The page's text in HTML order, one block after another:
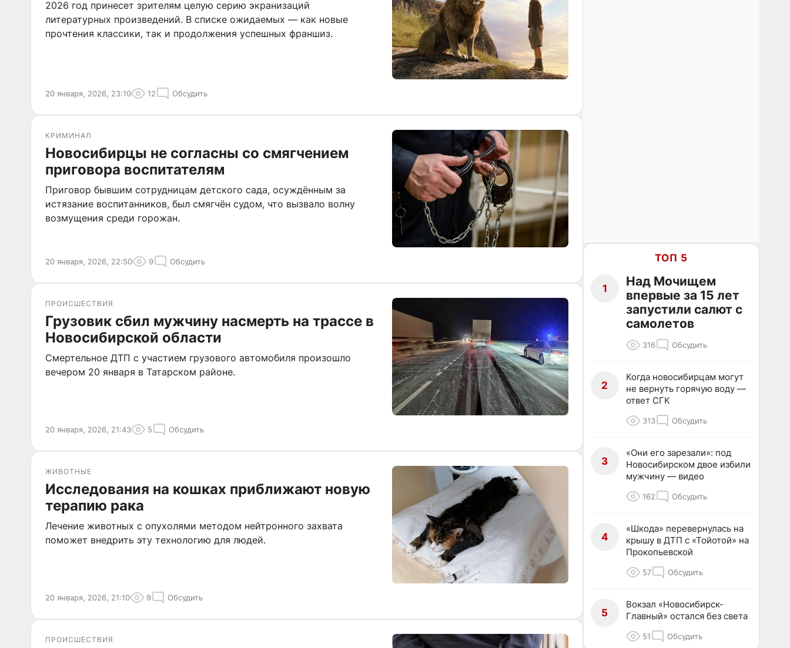
2026 год принесет зрителям целую серию экранизаций
литературных произведений. В списке ожидаемых — как новые
прочтения классики, так и продолжения успешных франшиз.
20 января, 2026, 23:10 12 Обсудить
КРИМИНАЛ
Новосибирцы не согласны со смягчением
приговора воспитателям
Приговор бывшим сотрудницам детского сада, осуждённым за
истязание воспитанников, был смягчён судом, что вызвало волну
возмущения среди горожан.
20 января, 2026, 22:50 9 Обсудить
ПРОИСШЕСТВИЯ
Грузовик сбил мужчину насмерть на трассе в
Новосибирской области
Смертельное ДТП с участием грузового автомобиля произошло
вечером 20 января в Татарском районе.
20 января, 2026, 21:43 5 Обсудить
ЖИВОТНЫЕ
Исследования на кошках приближают новую
терапию рака
Лечение животных с опухолями методом нейтронного захвата
поможет внедрить эту технологию для людей.
20 января, 2026, 21:10 9 Обсудить
ПРОИСШЕСТВИЯ
ТОП 5
1
Над Мочищем
впервые за 15 лет
запустили салют с
самолетов
316 Обсудить
2
Когда новосибирцам могут
не вернуть горячую воду —
ответ СГК
313 Обсудить
3
«Они его зарезали»: под
Новосибирском двое избили
мужчину — видео
162 Обсудить
4
«Шкода» перевернулась на
крышу в ДТП с «Тойотой» на
Прокопьевской
57 Обсудить
5
Вокзал «Новосибирск-
Главный» остался без света
51 Обсудить